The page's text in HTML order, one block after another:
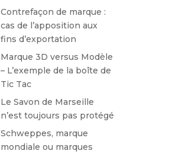
Contrefaçon de marque :
cas de l’apposition aux
fins d’exportation
Marque 3D versus Modèle
– L’exemple de la boîte de
Tic Tac
Le Savon de Marseille
n’est toujours pas protégé
Schweppes, marque
mondiale ou marques